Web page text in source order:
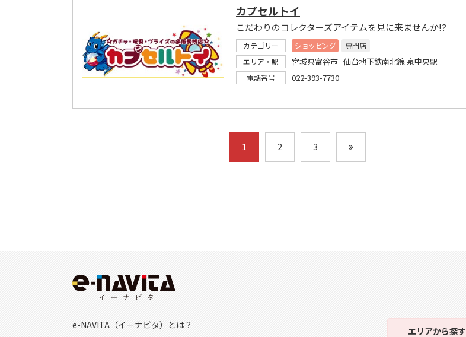
カプセルトイ
こだわりのコレクターズアイテムを見に来ませんか!?
カテゴリー ショッピング
専門店
エリア・駅
宮城県富谷市 仙台地下鉄南北線 泉中央駅
電話番号 022-393-7730
1 2 3
e-NAVITA（イーナビタ）とは？
エリアから探す